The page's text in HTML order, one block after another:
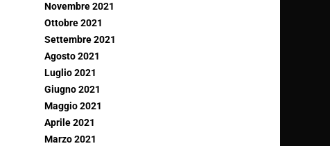
Novembre 2021
Ottobre 2021
Settembre 2021
Agosto 2021
Luglio 2021
Giugno 2021
Maggio 2021
Aprile 2021
Marzo 2021